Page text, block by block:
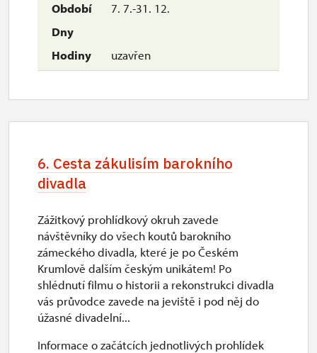
7. 7.-31. 12.
uzavřen
6. Cesta zákulisím barokního
divadla
Zážitkový prohlídkový okruh zavede
návštěvníky do všech koutů barokního
zámeckého divadla, které je po Českém
Krumlově dalším českým unikátem! Po
shlédnutí filmu o historii a rekonstrukci divadla
vás průvodce zavede na jeviště i pod něj do
úžasné divadelní...
Informace o začátcích jednotlivých prohlídek